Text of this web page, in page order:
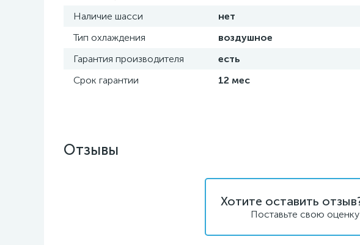
Наличие шасси
нет
Тип охлаждения
воздушное
Гарантия производителя
есть
Срок гарантии
12 мес
Отзывы
Хотите оставить
Поставьте свою